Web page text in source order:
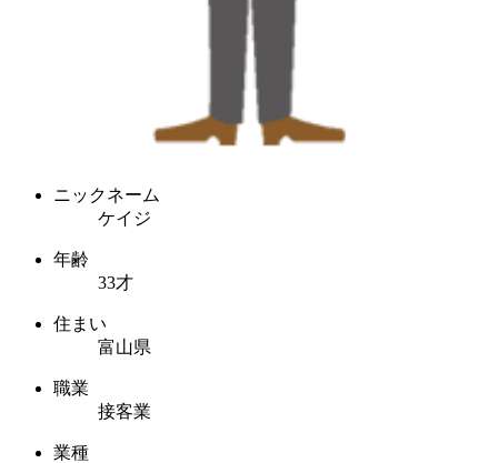
ニックネーム
ケイジ
年齢
33才
住まい
富山県
職業
接客業
業種